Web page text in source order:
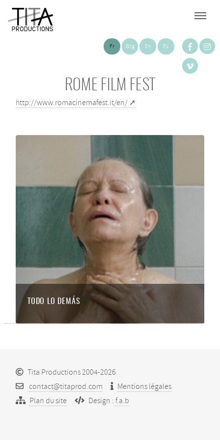
Fr Bzg En Es
ROME FILM FEST
http://www.romacinemafest.it/en/
TODO LO DEMÁS
Tita Productions 2004-2026
contact@titaprod.com
Mentions légales
Plan du site
Design : f.a.b